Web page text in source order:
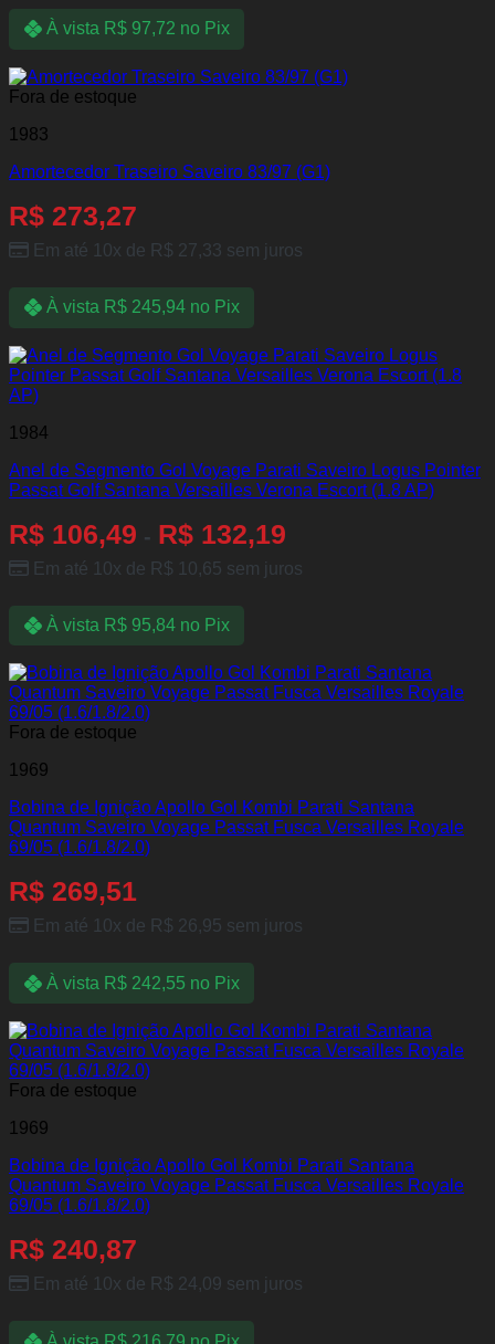
À vista R$97,72 no Pix
Fora de estoque
1983
Amortecedor Traseiro Saveiro 83/97 (G1)
R$ 273,27
Em até 10x de R$ 27,33 sem juros
À vista R$245,94 no Pix
1984
Anel de Segmento Gol Voyage Parati Saveiro Logus Pointer
Passat Golf Santana Versailles Verona Escort (1.8 AP)
R$ 106,49 - R$ 132,19
Em até 10x de R$ 10,65 sem juros
À vista R$95,84 no Pix
Fora de estoque
1969
Bobina de Ignição Apollo Gol Kombi Parati Santana
Quantum Saveiro Voyage Passat Fusca Versailles Royale
69/05 (1.6/1.8/2.0)
R$ 269,51
Em até 10x de R$ 26,95 sem juros
À vista R$242,55 no Pix
Fora de estoque
1969
Bobina de Ignição Apollo Gol Kombi Parati Santana
Quantum Saveiro Voyage Passat Fusca Versailles Royale
69/05 (1.6/1.8/2.0)
R$ 240,87
Em até 10x de R$ 24,09 sem juros